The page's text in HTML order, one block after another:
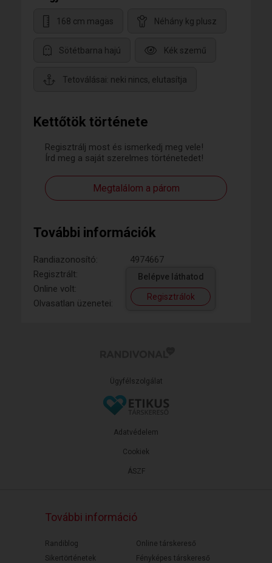
Kettőtök története
Regisztrálj most és ismerkedj meg vele!
Írd meg a saját szerelmes történetedet!
Megtalálom a párom
További információk
Randiazonosító:
4974667
Regisztrált:
Online volt:
Olvasatlan üzenetei:
Belépve láthatod
Regisztrálok
168 cm magas Néhány kg plusz
Sötétbarna hajú Kék szemű
Tetoválásai: neki nincs, elutasítja
Ügyfélszolgálat
ÁSZF
Adatvédelem
Cookiek
További információ
Randiblog
Sikertörténetek
Online társkereső
Fényképes társkereső